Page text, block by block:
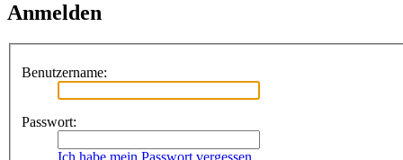
Anmelden
Benutzername:
Passwort:
Ich habe mein Passwort vergessen